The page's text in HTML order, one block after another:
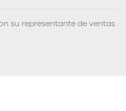
su representante de ventas